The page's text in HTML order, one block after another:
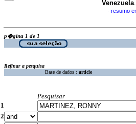
Venezuela
· resumo
p�gina 1 de 1
Refinar a pesquisa
Base de dados : article
Pesquisar
1
2